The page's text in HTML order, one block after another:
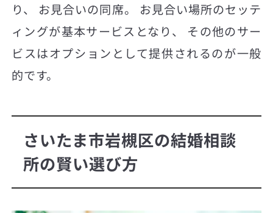
り、 お見合いの同席。 お見合い場所のセッテ
ィングが基本サービスとなり、 その他のサー
ビスはオプションとして提供されるのが一般
的です。
さいたま市岩槻区の結婚相談
所の賢い選び方